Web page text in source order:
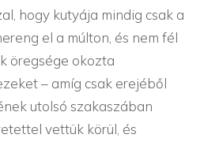
hogy kutyája mindig csak a
el a múlton, és nem fél
öregsége okozta
– amíg csak erejéből
utolsó szakaszában
vettük körül, és